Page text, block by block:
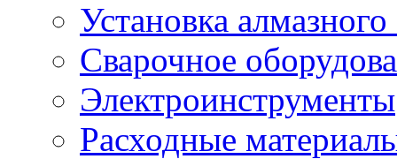
Установка
Сварочное
Электроинструменты
Расходные